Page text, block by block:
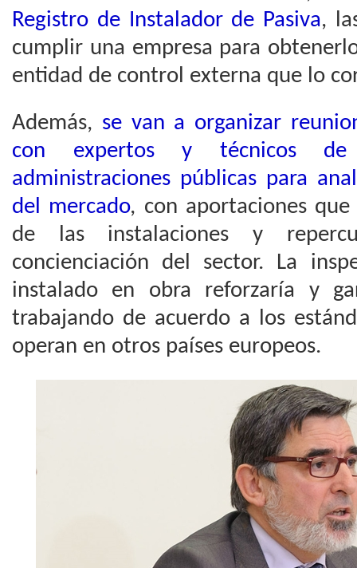
Registro de Instalador de Pasiva,
cumplir una empresa para
entidad de control externa que lo
Además, se van a organizar
con expertos y técnicos
administraciones públicas para
del mercado, con aportaciones
de las instalaciones y
concienciación del sector. La
instalado en obra reforzaría y
trabajando de acuerdo a los
operan en otros países europeos.